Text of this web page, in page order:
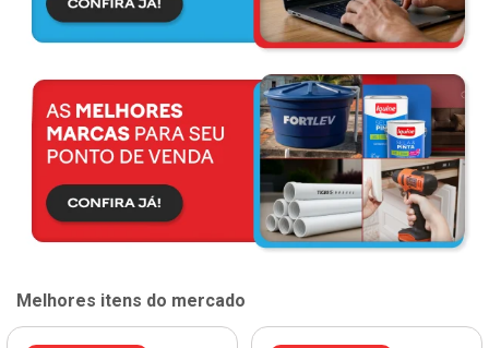
Melhores itens do mercado